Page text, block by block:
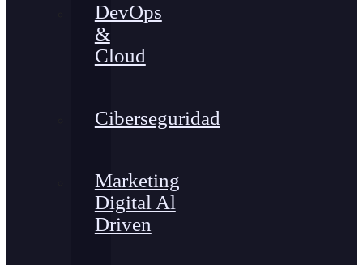
DevOps
&
Cloud
Ciberseguridad
Marketing
Digital Al
Driven